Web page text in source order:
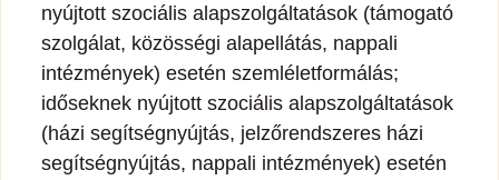
nyújtott szociális alapszolgáltatások (támogató
szolgálat, közösségi alapellátás, nappali
intézmények) esetén szemléletformálás;
időseknek nyújtott szociális alapszolgáltatások
(házi segítségnyújtás, jelzőrendszeres házi
segítségnyújtás, nappali intézmények) esetén